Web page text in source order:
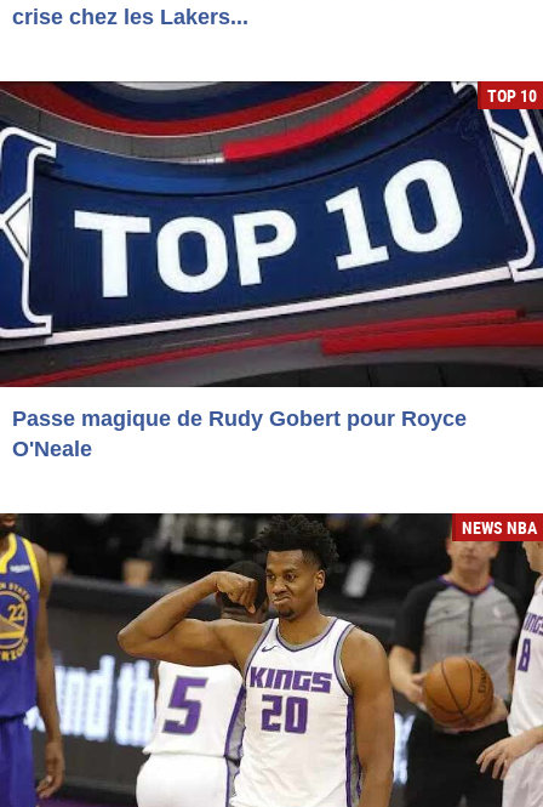
crise chez les Lakers...
TOP 10
Passe magique de Rudy Gobert pour Royce
O'Neale
NEWS NBA